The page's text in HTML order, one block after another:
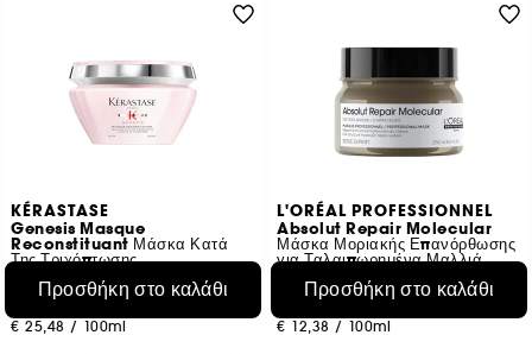
KÉRASTASE
Genesis Masque
Reconstituant Μάσκα Κατά
Της Τριχόπτωσης
83
€ 50,95
€ 25,48 / 100ml
Προσθήκη στο καλάθι
L'ORÉAL PROFESSIONNEL
Absolut Repair Molecular
Μάσκα Μοριακής Επανόρθωσης
για Ταλαιπωρημένα Μαλλιά
657
€ 30,95
€ 12,38 / 100ml
Προσθήκη στο καλάθι